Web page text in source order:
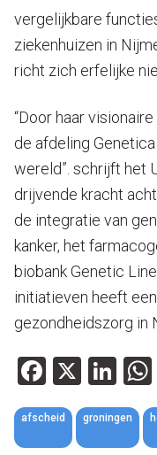
vergelijkbare
ziekenhuizen in
richt zich erfelijke
“Door haar
de afdeling
wereld”. schrijft het
drijvende kracht
de integratie van
kanker, het
biobank Genetic
initiatieven heeft
gezondheidszorg in
X
afscheid groningen